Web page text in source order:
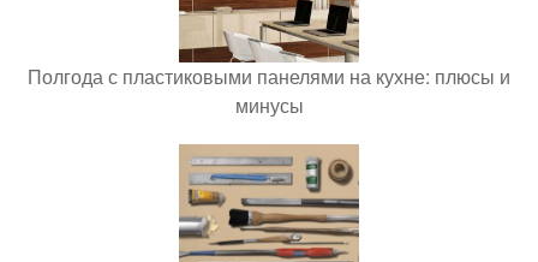
Полгода с пластиковыми панелями на кухне: плюсы и
минусы